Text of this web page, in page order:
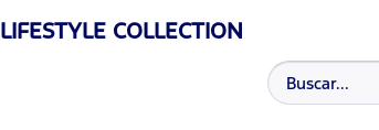
LIFESTYLE COLLECTION